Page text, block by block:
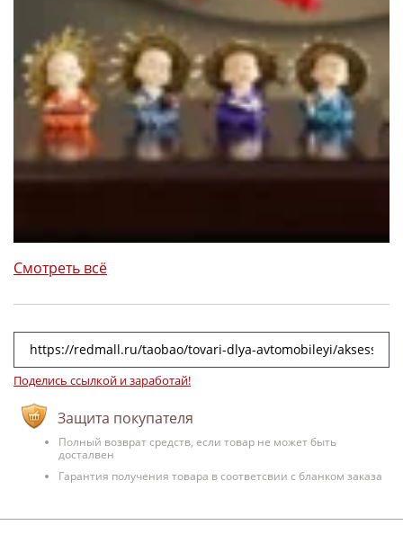
Смотреть всё
Поделись ссылкой и заработай!
Защита покупателя
Полный возврат средств, если товар не может быть
досталвен
Гарантия получения товара в соответсвии с бланком заказа